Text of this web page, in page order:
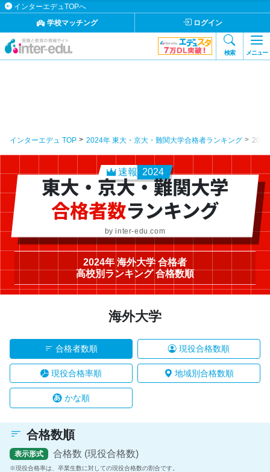
インターエデュTOPへ
学校マッチング
ログイン
検索 メニュー
インターエデュ TOP 2024年 東大・京大・難関大学合格者ランキング
速報 2024
東大・京大・難関大学
合格者数ランキング
by inter-edu.com
2024年 海外大学 合格者
高校別ランキング 合格数順
海外大学
合格者数順 現役合格数順
現役合格率順 地域別合格数順
かな順
合格数順
表示形式 合格数 (現役合格数)
現役合格率は、卒業生数に対しての現役合格数の割合です。